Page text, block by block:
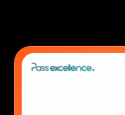
Contact